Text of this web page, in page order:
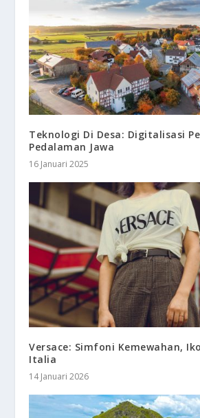
Teknologi Di Desa: Digitalisasi
Pedalaman Jawa
16 Januari 2025
Versace: Simfoni Kemewahan,
Italia
14 Januari 2026